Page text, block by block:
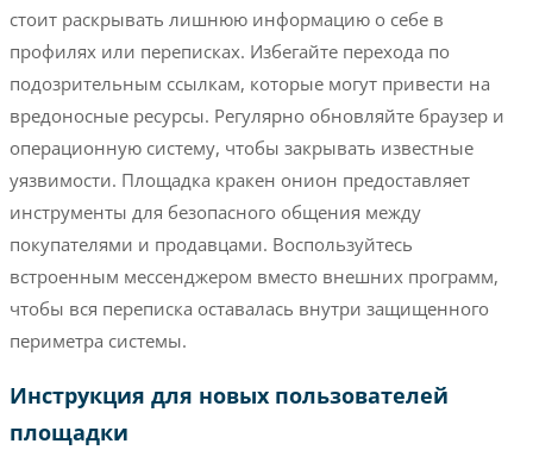
стоит раскрывать лишнюю информацию о себе в
профилях или переписках. Избегайте перехода по
подозрительным ссылкам, которые могут привести на
вредоносные ресурсы. Регулярно обновляйте браузер и
операционную систему, чтобы закрывать известные
уязвимости. Площадка кракен онион предоставляет
инструменты для безопасного общения между
покупателями и продавцами. Воспользуйтесь
встроенным мессенджером вместо внешних программ,
чтобы вся переписка оставалась внутри защищенного
периметра системы.
Инструкция для новых пользователей
площадки